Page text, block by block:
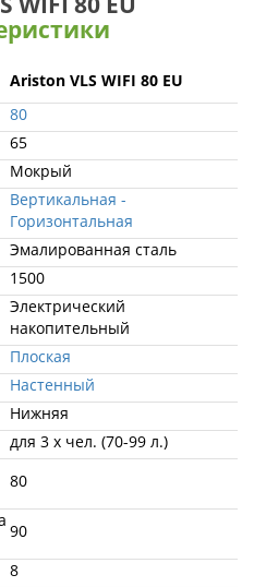
Ariston VLS WIFI 80 EU
80
65
Мокрый
Вертикальная -
Горизонтальная
Эмалированная сталь
1500
Электрический
накопительный
Плоская
Настенный
Нижняя
для 3 х чел. (70-99 л.)
80
90
8